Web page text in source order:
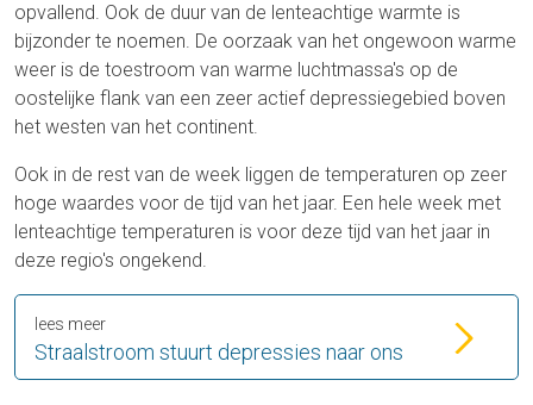
opvallend. Ook de duur van de lenteachtige warmte is
bijzonder te noemen. De oorzaak van het ongewoon warme
weer is de toestroom van warme luchtmassa's op de
oostelijke flank van een zeer actief depressiegebied boven
het westen van het continent.
Ook in de rest van de week liggen de temperaturen op zeer
hoge waardes voor de tijd van het jaar. Een hele week met
lenteachtige temperaturen is voor deze tijd van het jaar in
deze regio's ongekend.
Straalstroom stuurt depressies naar ons
lees meer